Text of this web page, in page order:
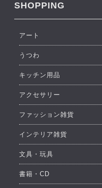
SHOPPING
アート
うつわ
キッチン用品
アクセサリー
ファッション雑貨
インテリア雑貨
文具・玩具
書籍・CD